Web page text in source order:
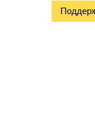
к
Ботанического